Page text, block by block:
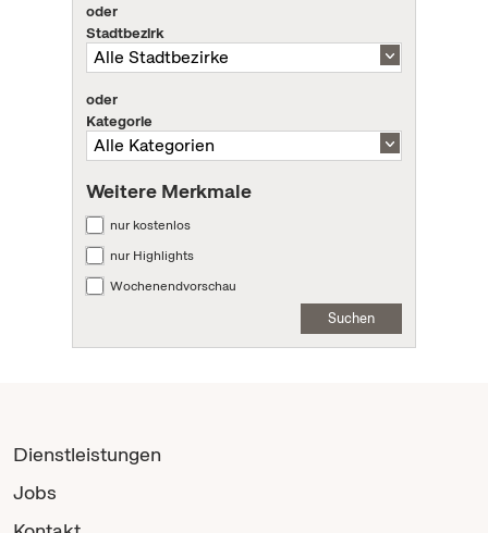
oder
Stadtbezirk
oder
Kategorie
Weitere Merkmale
nur kostenlos
nur Highlights
Wochenendvorschau
Suchen
Dienstleistungen
Jobs